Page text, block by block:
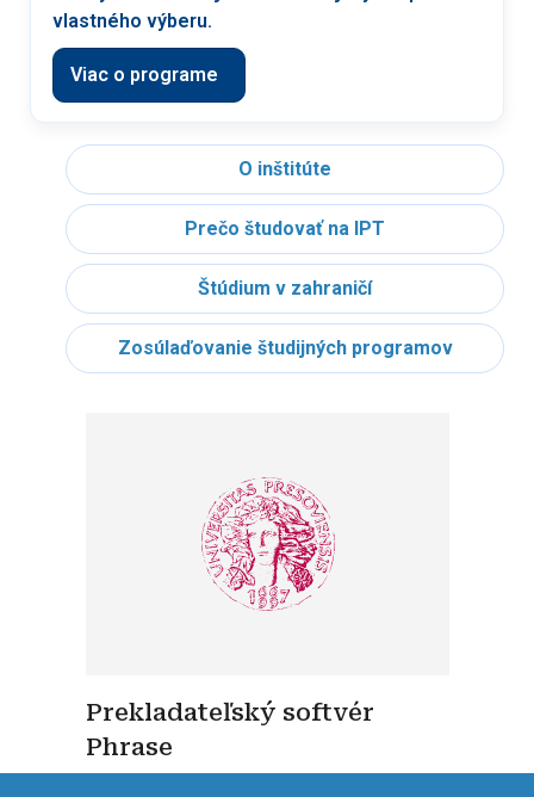
vlastného výberu.
Viac o programe
O inštitúte
Prečo študovať na IPT
Štúdium v zahraničí
Zosúlaďovanie študijných programov
Prekladateľský softvér
Phrase